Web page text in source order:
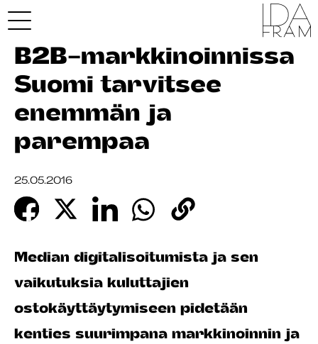
B2B-markkinoinnissa
Suomi tarvitsee
enemmän ja
parempaa
25.05.2016
Median digitalisoitumista ja sen
vaikutuksia kuluttajien
ostokäyttäytymiseen pidetään
kenties suurimpana markkinoinnin ja